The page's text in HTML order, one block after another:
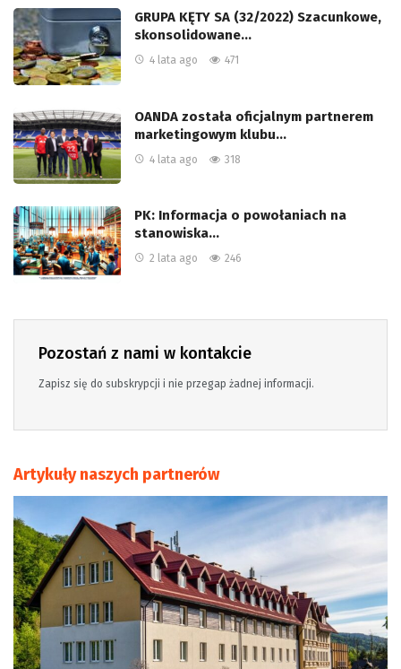
GRUPA KĘTY SA (32/2022) Szacunkowe,
skonsolidowane…
4 lata ago 471
OANDA została oficjalnym partnerem
marketingowym klubu…
4 lata ago 318
PK: Informacja o powołaniach na
stanowiska…
2 lata ago 246
Pozostań z nami w kontakcie
Zapisz się do subskrypcji i nie przegap żadnej informacji.
Artykuły naszych partnerów